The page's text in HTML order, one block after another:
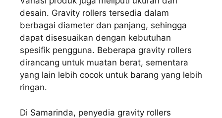
desain. Gravity rollers tersedia dalam
berbagai diameter dan panjang, sehingga
dapat disesuaikan dengan kebutuhan
spesifik pengguna. Beberapa gravity rollers
dirancang untuk muatan berat, sementara
yang lain lebih cocok untuk barang yang lebih
ringan.
Di Samarinda, penyedia gravity rollers